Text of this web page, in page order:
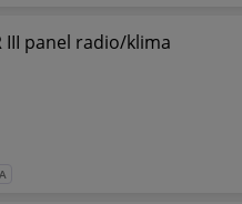
III panel radio/klima